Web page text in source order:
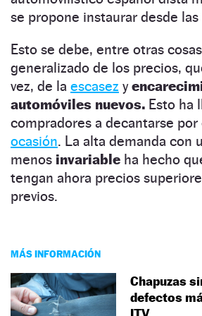
se propone instaurar desde
Esto se debe, entre otras
generalizado de los precios,
vez, de la escasez y
automóviles nuevos. Esto ha
compradores a decantarse por
ocasión. La alta demanda con
menos invariable ha hecho
tengan ahora precios
previos.
MÁS INFORMACIÓN
Chapuzas
defectos